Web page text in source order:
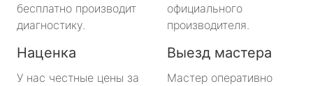
бесплатно производит
диагностику.
официального
производителя.
Наценка
У нас честные цены за
Выезд мастера
Мастер оперативно